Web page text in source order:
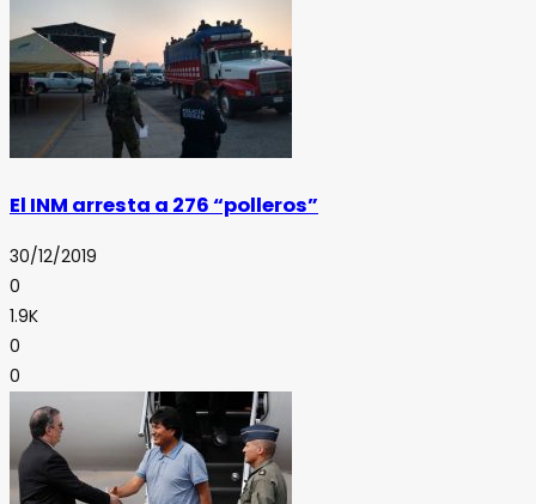
El INM arresta a 276 “polleros”
30/12/2019
0
1.9K
0
0